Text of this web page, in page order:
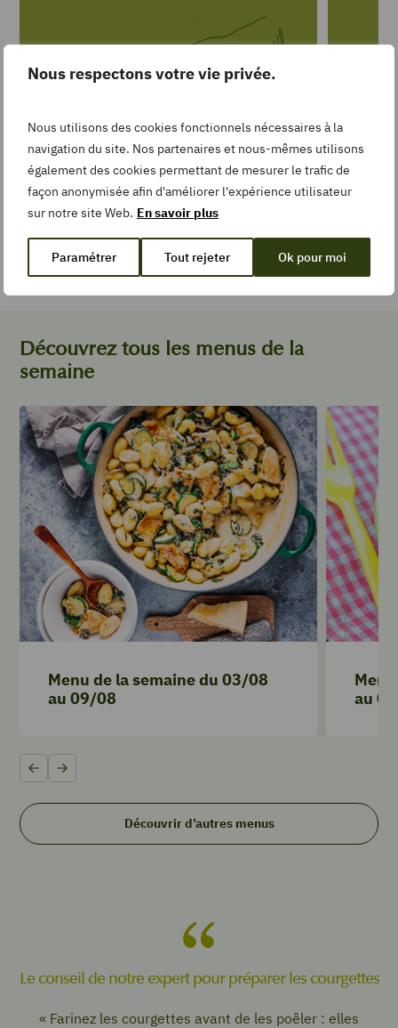
Nous respectons votre vie privée.
Nous utilisons des cookies fonctionnels nécessaires à la
navigation du site. Nos partenaires et nous-mêmes utilisons
également des cookies permettant de mesurer le trafic de
façon anonymisée afin d'améliorer l'expérience utilisateur
sur notre site Web. En savoir plus
Paramétrer Tout rejeter Ok pour moi
Griller des légumes au four
Photos
courgette
Découvrez tous les menus de la
semaine
Menu de la semaine du 03/08
au 09/08
au
Précédent
Suivant
Découvrir d’autres menus
Le conseil de notre expert pour préparer les courgettes
« Farinez les courgettes avant de les poêler : elles